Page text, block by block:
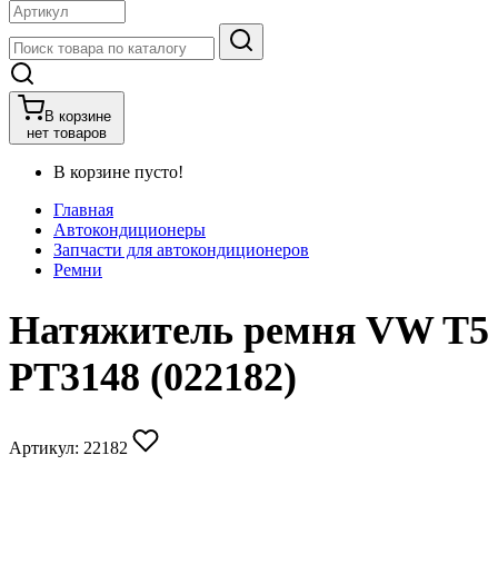
В корзине
нет товаров
В корзине пусто!
Главная
Автокондиционеры
Запчасти для автокондиционеров
Ремни
Натяжитель ремня VW T5
PT3148 (022182)
Артикул: 22182